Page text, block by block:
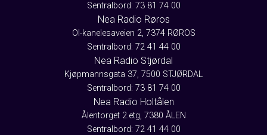
Sentralbord: 73 81 74 00
Nea Radio Røros
Ol-kanelesaveien 2, 7374 RØROS
Sentralbord: 72 41 44 00
Nea Radio Stjørdal
Kjøpmannsgata 37, 7500 STJØRDAL
Sentralbord: 73 81 74 00
Nea Radio Holtålen
Ålentorget 2.etg, 7380 ÅLEN
Sentralbord: 72 41 44 00